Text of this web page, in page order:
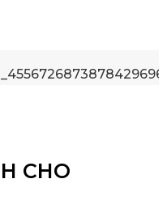
CHO